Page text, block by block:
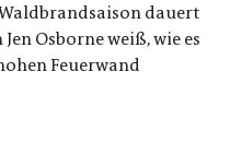
dauert
Osborne weiß, wie es
Feuerwand